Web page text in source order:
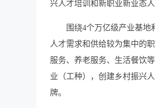
兴人才培训和新职业新业态人
围绕4个万亿级产业基
人才需求和供给较为集中的
服务、养老服务、生活餐饮
业（工种），创建乡村振兴
牌。